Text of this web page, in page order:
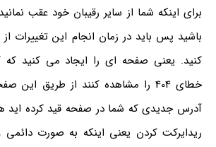
برای اینکه شما از سایر رقیبان خود عقب
کنید. یعنی صفحه ای را ایجاد می کنید که
خطای 404 را مشاهده کنند از طریق
آدرس جدیدی که شما در صفحه قید کرده اید
ریدایرکت کردن یعنی اینکه به صورت دائمی